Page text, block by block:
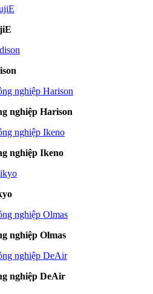
nghiệp Harison
nghiệp Ikeno
nghiệp Olmas
nghiệp DeAir